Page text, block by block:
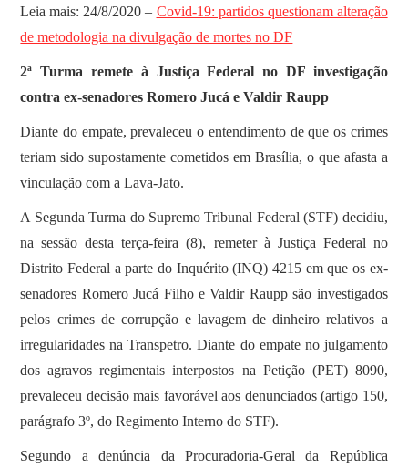
Leia mais: 24/8/2020 – Covid-19: partidos questionam alteração
de metodologia na divulgação de mortes no DF
2ª Turma remete à Justiça Federal no DF investigação
contra ex-senadores Romero Jucá e Valdir Raupp
Diante do empate, prevaleceu o entendimento de que os crimes
teriam sido supostamente cometidos em Brasília, o que afasta a
vinculação com a Lava-Jato.
A Segunda Turma do Supremo Tribunal Federal (STF) decidiu,
na sessão desta terça-feira (8), remeter à Justiça Federal no
Distrito Federal a parte do Inquérito (INQ) 4215 em que os ex-
senadores Romero Jucá Filho e Valdir Raupp são investigados
pelos crimes de corrupção e lavagem de dinheiro relativos a
irregularidades na Transpetro. Diante do empate no julgamento
dos agravos regimentais interpostos na Petição (PET) 8090,
prevaleceu decisão mais favorável aos denunciados (artigo 150,
parágrafo 3º, do Regimento Interno do STF).
Segundo a denúncia da Procuradoria-Geral da República